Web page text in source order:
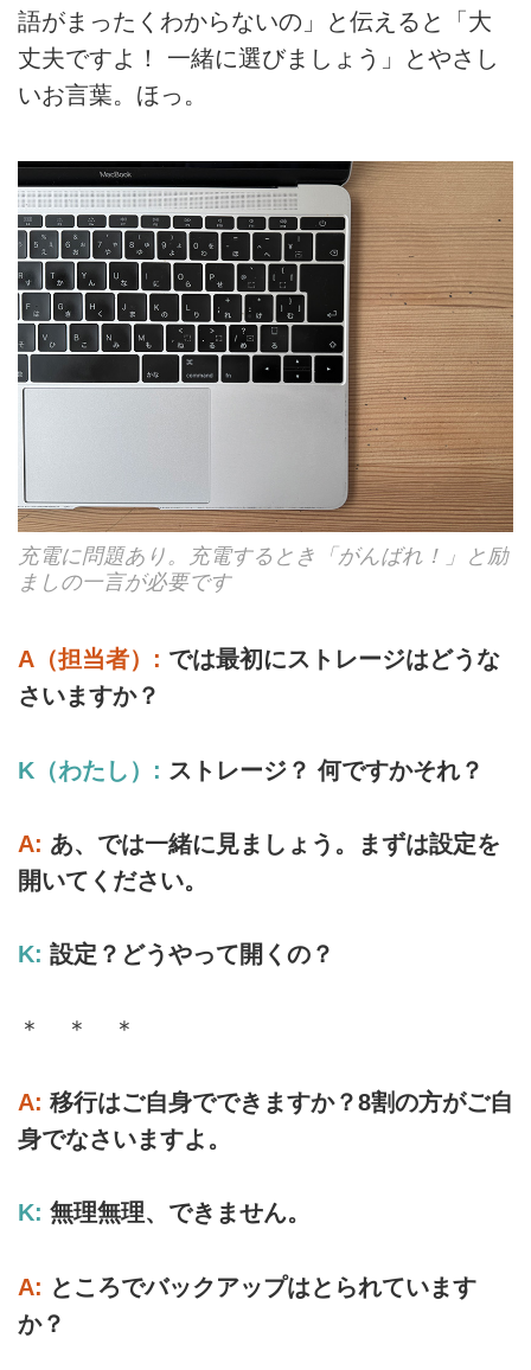
語がまったくわからないの」と伝えると「大
丈夫ですよ！ 一緒に選びましょう」とやさし
いお言葉。ほっ。
充電に問題あり。充電するとき「がんばれ！」と励
ましの一言が必要です
A（担当者）: では最初にストレージはどうな
さいますか？
K（わたし）: ストレージ？ 何ですかそれ？
A: あ、では一緒に見ましょう。まずは設定を
開いてください。
K: 設定？どうやって開くの？
＊ ＊ ＊
A: 移行はご自身でできますか？8割の方がご自
身でなさいますよ。
K: 無理無理、できません。
A: ところでバックアップはとられています
か？